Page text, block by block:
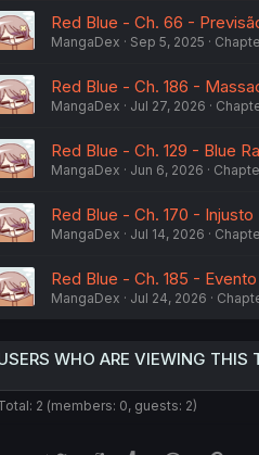
Red Blue - Ch. 66 -
MangaDex Sep 5, 2025
Red Blue - Ch. 186 -
MangaDex Jul 27, 2026
Red Blue - Ch. 129 - Blue
MangaDex Jun 6, 2026
Red Blue - Ch. 170 - Injusto
MangaDex Jul 14, 2026
Red Blue - Ch. 185 -
MangaDex Jul 24, 2026
WHO ARE VIEWING THIS
2 (members: 0, guests: 2)